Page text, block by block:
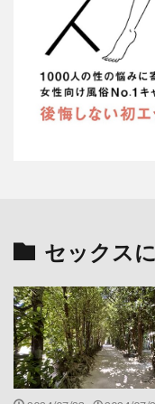
セックス